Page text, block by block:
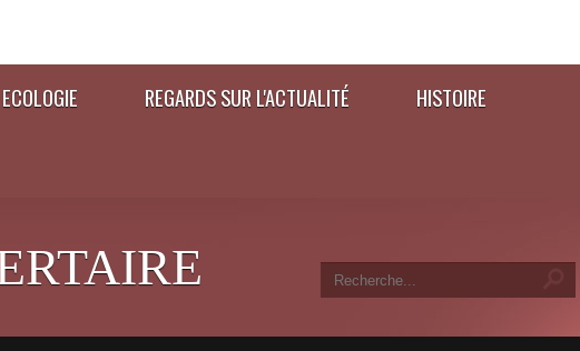
ECOLOGIE REGARDS SUR L'ACTUALITÉ HISTOIRE